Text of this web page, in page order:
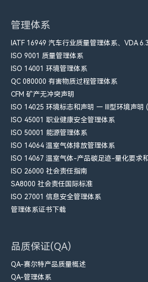
管理体系
IATF 16949 汽车行业质量管理体系、VDA
ISO 9001 质量管理体系
ISO 14001 环境管理体系
QC 080000 有害物质过程管理体系
CFM​ 矿产无冲突声明
ISO 14025 环境标志和声明 — III型环境声明
ISO 45001 职业健康安全管理体系
ISO 50001 能源管理体系
ISO 14064 温室气体排放管理体系
ISO 14067 温室气体-产品碳足迹-量化要求
ISO 26000 社会责任指南
SA8000 社会责任国际标准
ISO 27001 信息安全管理体系
管理体系证书下载
品质保证(QA)
QA-赛尔特产品质量概述
QA-管理体系